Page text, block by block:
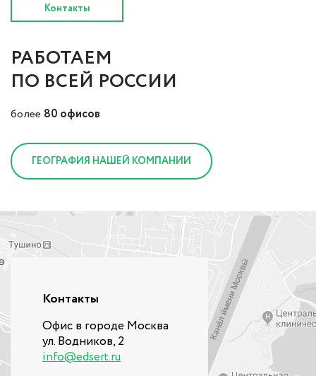
Контакты
РАБОТАЕМ
ПО ВСЕЙ РОССИИ
более 80 офисов
ГЕОГРАФИЯ НАШЕЙ КОМПАНИИ
Контакты
Офис в городе Москва
ул. Водников, 2
info@edsert.ru